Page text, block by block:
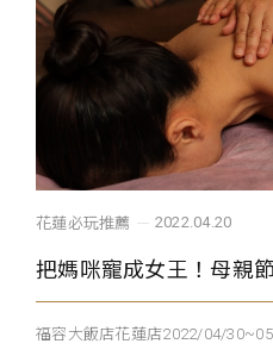
花蓮必玩推薦 2022.04.20
把媽咪寵成女王！母親
福容大飯店花蓮店2022/04/